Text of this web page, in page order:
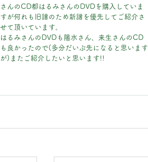
さんのCD都はるみさんのDVDを購入していま
すが何れも旧譜のため新譜を優先してご紹介さ
せて頂いています。
はるみさんのDVDも陽水さん、来生さんのCD
も良かったので(多分だいぶ先になると思います
が)またご紹介したいと思います!!